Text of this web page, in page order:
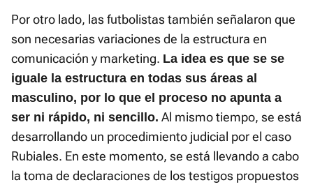
Por otro lado, las futbolistas también señalaron que
son necesarias variaciones de la estructura en
comunicación y marketing. La idea es que se se
iguale la estructura en todas sus áreas al
masculino, por lo que el proceso no apunta a
ser ni rápido, ni sencillo. Al mismo tiempo, se está
desarrollando un procedimiento judicial por el caso
Rubiales. En este momento, se está llevando a cabo
la toma de declaraciones de los testigos propuestos